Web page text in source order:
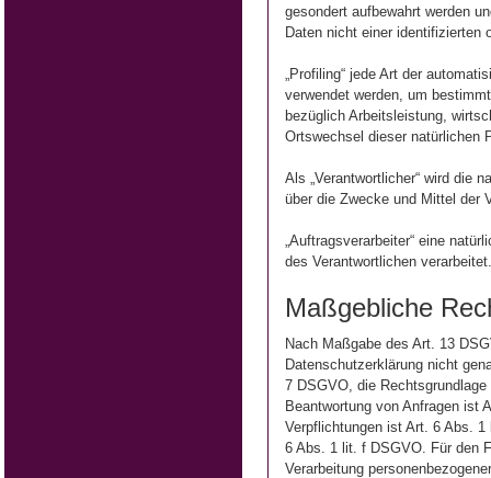
gesondert aufbewahrt werden
Daten nicht einer identifizierten
„Profiling“ jede Art der
verwendet werden, um
bezüglich Arbeitsleistung,
Ortswechsel dieser natürlichen
Als „Verantwortlicher“ wird die
über die Zwecke und Mittel der
„Auftragsverarbeiter“ eine
des Verantwortlichen verarbeitet.
Maßgebliche
Nach Maßgabe des Art. 13
Datenschutzerklärung nicht
7 DSGVO, die
Beantwortung von Anfragen ist
Verpflichtungen ist Art. 6 Abs.
6 Abs. 1 lit. f DSGVO. Für den
Verarbeitung